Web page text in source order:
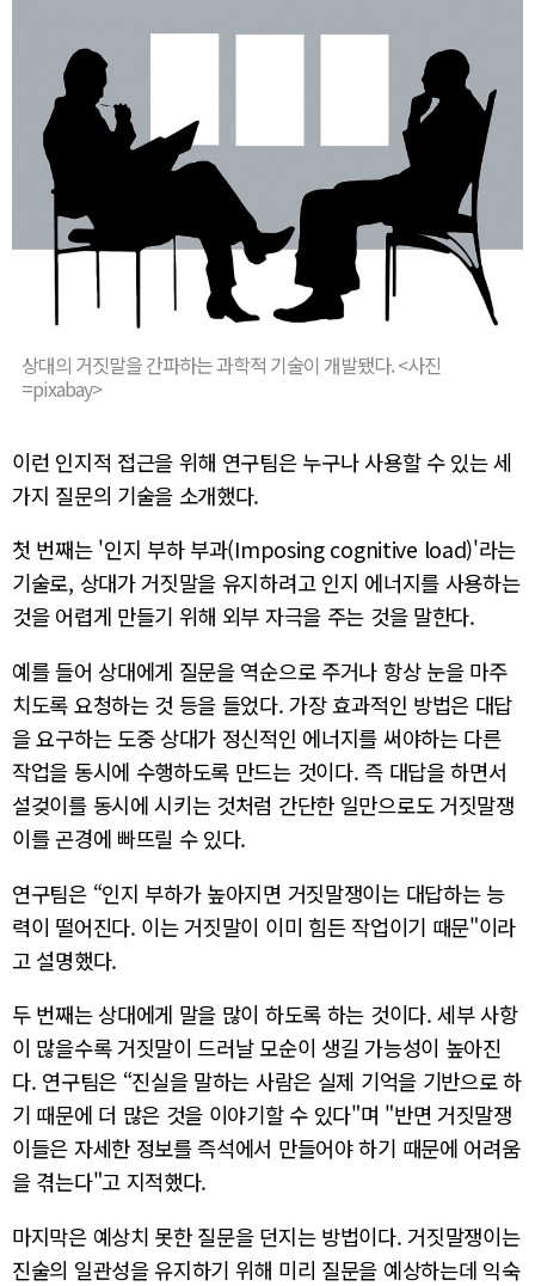
상대의 거짓말을 간파하는 과학적 기술이 개발됐다. <사진
=pixabay>
이런 인지적 접근을 위해 연구팀은 누구나 사용할 수 있는 세
가지 질문의 기술을 소개했다.
첫 번째는 '인지 부하 부과(Imposing cognitive load)'라는
기술로, 상대가 거짓말을 유지하려고 인지 에너지를 사용하는
것을 어렵게 만들기 위해 외부 자극을 주는 것을 말한다.
예를 들어 상대에게 질문을 역순으로 주거나 항상 눈을 마주
치도록 요청하는 것 등을 들었다. 가장 효과적인 방법은 대답
을 요구하는 도중 상대가 정신적인 에너지를 써야하는 다른
작업을 동시에 수행하도록 만드는 것이다. 즉 대답을 하면서
설겆이를 동시에 시키는 것처럼 간단한 일만으로도 거짓말쟁
이를 곤경에 빠뜨릴 수 있다.
연구팀은 “인지 부하가 높아지면 거짓말쟁이는 대답하는 능
력이 떨어진다. 이는 거짓말이 이미 힘든 작업이기 때문"이라
고 설명했다.
두 번째는 상대에게 말을 많이 하도록 하는 것이다. 세부 사항
이 많을수록 거짓말이 드러날 모순이 생길 가능성이 높아진
다. 연구팀은 “진실을 말하는 사람은 실제 기억을 기반으로 하
기 때문에 더 많은 것을 이야기할 수 있다"며 "반면 거짓말쟁
이들은 자세한 정보를 즉석에서 만들어야 하기 때문에 어려움
을 겪는다"고 지적했다.
마지막은 예상치 못한 질문을 던지는 방법이다. 거짓말쟁이는
진술의 일관성을 유지하기 위해 미리 질문을 예상하는데 익숙